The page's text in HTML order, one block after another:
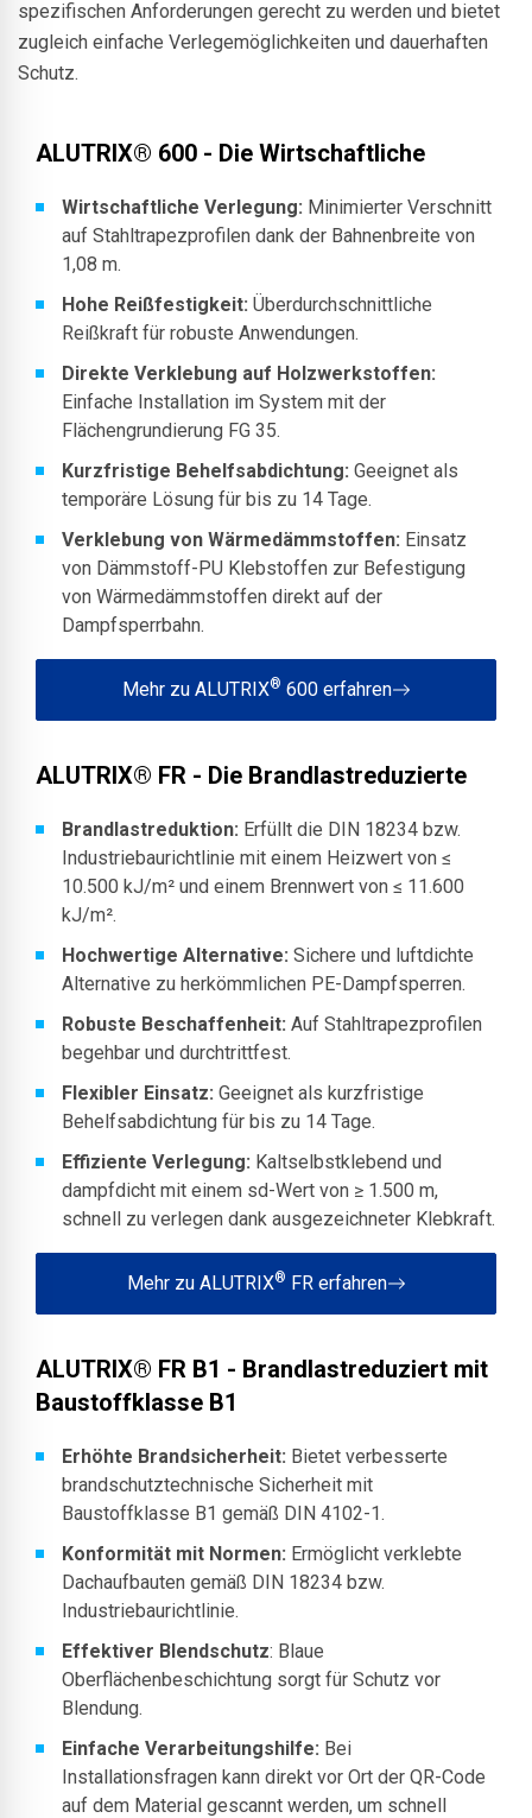
spezifischen Anforderungen gerecht zu werden und bietet
zugleich einfache Verlegemöglichkeiten und dauerhaften
Schutz.
ALUTRIX® 600 - Die Wirtschaftliche
Wirtschaftliche Verlegung: Minimierter Verschnitt
auf Stahltrapezprofilen dank der Bahnenbreite von
1,08 m.
Hohe Reißfestigkeit: Überdurchschnittliche
Reißkraft für robuste Anwendungen.
Direkte Verklebung auf Holzwerkstoffen:
Einfache Installation im System mit der
Flächengrundierung FG 35.
Kurzfristige Behelfsabdichtung: Geeignet als
temporäre Lösung für bis zu 14 Tage.
Verklebung von Wärmedämmstoffen: Einsatz
von Dämmstoff-PU Klebstoffen zur Befestigung
von Wärmedämmstoffen direkt auf der
Dampfsperrbahn.
Mehr zu ALUTRIX® 600 erfahren
ALUTRIX® FR - Die Brandlastreduzierte
Brandlastreduktion:​ Erfüllt die DIN 18234 bzw.
Industriebaurichtlinie mit einem Heizwert von ≤
10.500 kJ/m² und einem Brennwert von ≤ 11.600
kJ/m².​
Hochwertige Alternative: Sichere und luftdichte
Alternative zu herkömmlichen PE-Dampfsperren.
Robuste Beschaffenheit: Auf Stahltrapezprofilen
begehbar und durchtrittfest.
Flexibler Einsatz: Geeignet als kurzfristige
Behelfsabdichtung für bis zu 14 Tage.
Effiziente Verlegung:​ Kaltselbstklebend und
dampfdicht mit einem sd-Wert von ≥ 1.500 m,
schnell zu verlegen dank ausgezeichneter Klebkraft.​
Mehr zu ALUTRIX® FR erfahren
ALUTRIX® FR B1 - Brandlastreduziert mit
Baustoffklasse B1
Erhöhte Brandsicherheit: Bietet verbesserte
brandschutztechnische Sicherheit mit
Baustoffklasse B1 gemäß DIN 4102-1.
Konformität mit Normen: Ermöglicht verklebte
Dachaufbauten gemäß DIN 18234 bzw.
Industriebaurichtlinie.
Effektiver Blendschutz: Blaue
Oberflächenbeschichtung sorgt für Schutz vor
Blendung.
Einfache Verarbeitungshilfe: Bei
Installationsfragen kann direkt vor Ort der QR-Code
auf dem Material gescannt werden, um schnell